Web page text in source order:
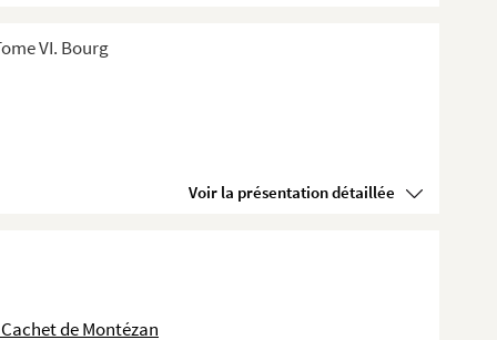
VI. Bourg
Voir la présentation détaillée
de Montézan